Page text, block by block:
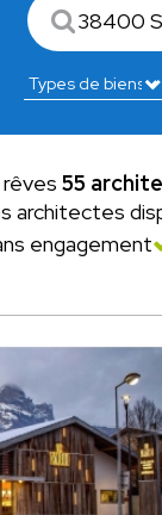
55
architectes
engagement